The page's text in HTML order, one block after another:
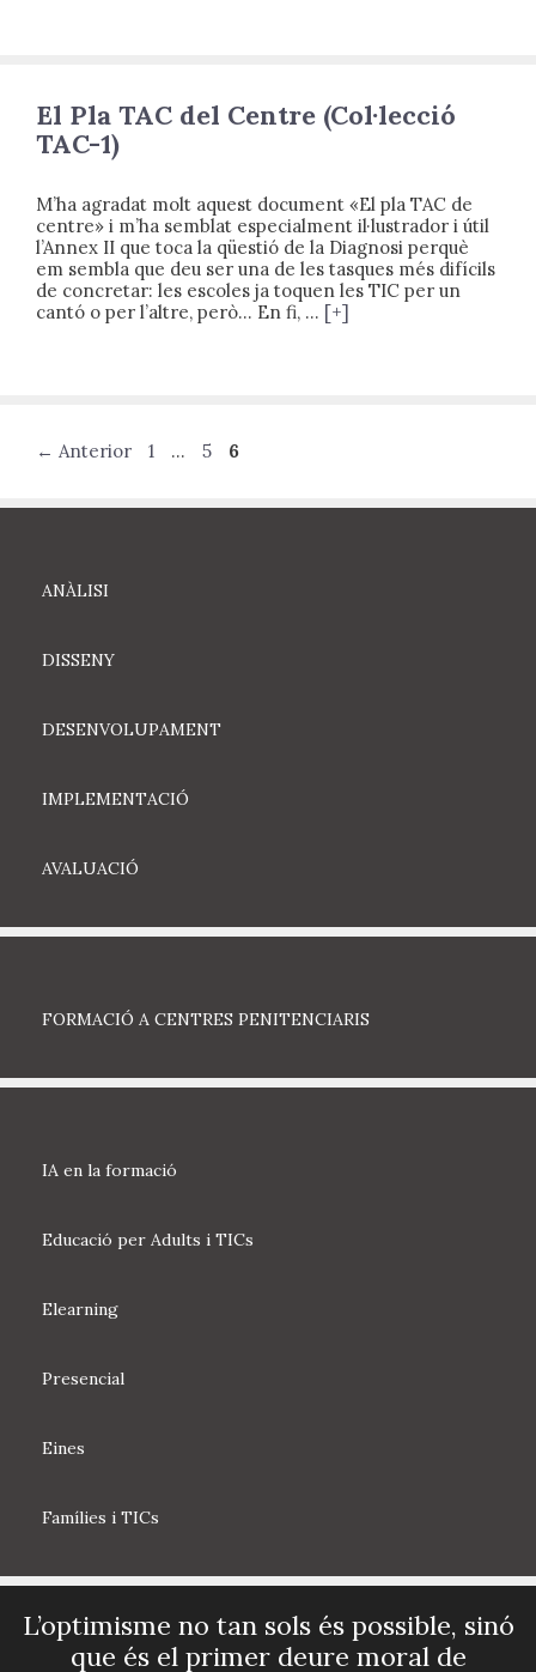
El Pla TAC del Centre (Col·lecció
TAC-1)
M’ha agradat molt aquest document «El pla TAC de
centre» i m’ha semblat especialment il·lustrador i útil
l’Annex II que toca la qüestió de la Diagnosi perquè
em sembla que deu ser una de les tasques més difícils
de concretar: les escoles ja toquen les TIC per un
cantó o per l’altre, però… En fi, … [+]
Navegación
← Anterior Página
1 … Página
5 Página
6
ANÀLISI
DISSENY
DESENVOLUPAMENT
IMPLEMENTACIÓ
AVALUACIÓ
FORMACIÓ A CENTRES PENITENCIARIS
IA en la formació
Educació per Adults i TICs
Elearning
Presencial
Eines
Famílies i TICs
L’optimisme no tan sols és possible, sinó
que és el primer deure moral de